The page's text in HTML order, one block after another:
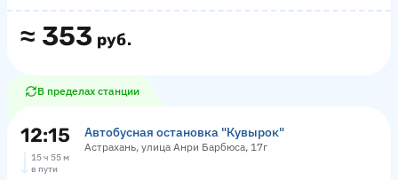
≈ 353 руб.
В пределах станции
12:15 Автобусная остановка "Кувырок"
Астрахань, улица Анри Барбюса, 17г
15 ч 55 м
в пути